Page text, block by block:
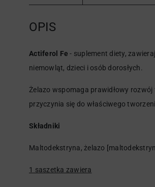
OPIS
Actiferol Fe - suplement diety,
niemowląt, dzieci i osób dorosłych.
Żelazo wspomaga prawidłowy
przyczynia się do właściwego
Składniki
Maltodekstryna, żelazo
1 saszetka zawiera